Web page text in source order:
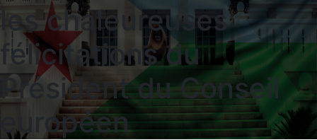
les chaleureuses
félicitations du
Président du Conseil
européen